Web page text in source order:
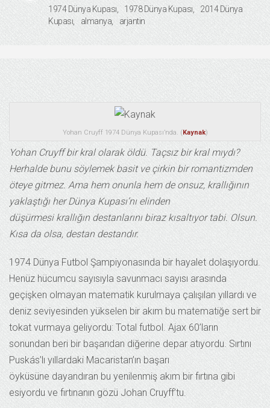
1974 Dünya Kupası 1978 Dünya Kupası
2014 Dünya
Kupası
almanya arjantin
Yohan Cruyff 1974 Dünya Kupası’nda. ( Kaynak)
Yohan Cruyff bir kral olarak öldü. Taçsız bir kral mıydı?
Herhalde bunu söylemek basit ve çirkin bir romantizmden
öteye gitmez. Ama hem onunla hem de onsuz, krallığının
yaklaştığı her Dünya Kupası’nı elinden
düşürmesi krallığın destanlarını biraz kısaltıyor tabi. Olsun.
Kısa da olsa, destan destandır.
1974 Dünya Futbol Şampiyonasında bir hayalet dolaşıyordu.
Henüz hücumcu sayısıyla savunmacı sayısı arasında
geçişken olmayan matematik kurulmaya çalışılan yıllardı ve
deniz seviyesinden yükselen bir akım bu matematiğe sert bir
tokat vurmaya geliyordu: Total futbol. Ajax 60’ların
sonundan beri bir başarıdan diğerine depar atıyordu. Sırtını
Puskás’lı yıllardaki Macaristan’ın başarı
öyküsüne dayandıran bu yenilenmiş akım bir fırtına gibi
esiyordu ve fırtınanın gözü Johan Cruyff’tu.